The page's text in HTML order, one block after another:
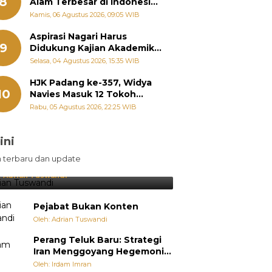
Groundbreaking September
Kamis, 06 Agustus 2026, 09:05 WIB
9
Aspirasi Nagari Harus
Didukung Kajian Akademik,
Zigo Rolanda: Agar Mudah
Kementerian
Selasa, 04 Agustus 2026, 15:35 WIB
HJK Padang ke-357, Widya
Navies Masuk 12 Tokoh
Masyarakat Penerima
Rabu, 05 Agustus 2026, 22:25 WIB
terbaru dan update
Lebih Diunggulkan, tetapi
Selalu Punya Cara Membuat
Adrian Tuswandi
Pejabat Bukan Konten
Oleh: Adrian Tuswandi
Perang Teluk Baru: Strategi
Iran Menggoyang Hegemoni
AS dari Dalam
Oleh: Irdam Imran